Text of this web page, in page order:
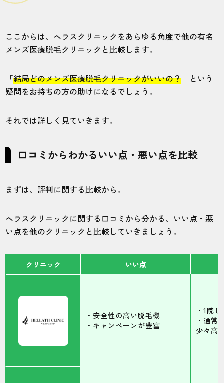
ここからは、ヘラスクリニックをあらゆる角度で他の有名
メンズ医療脱毛クリニックと比較します。
「結局どのメンズ医療脱毛クリニックがいいの？ 」という
疑問をお持ちの方の助けになるでしょう。
それでは詳しく見ていきます。
口コミからわかるいい点・悪い点を比較
まずは、評判に関する比較から。
ヘラスクリニックに関する口コミから分かる、いい点・悪
い点を他のクリニックと比較していきましょう。
クリニック いい点
・安全性の高い脱毛機
・キャンペーンが豊富
・1院
・通常
少々高